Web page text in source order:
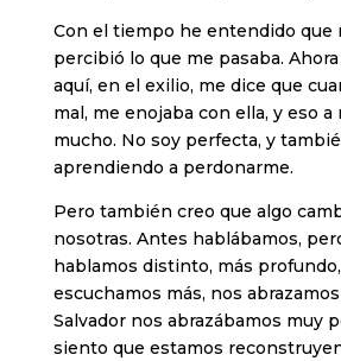
Con el tiempo he entendido que
percibió lo que me pasaba.
aquí, en el exilio, me dice que
mal, me enojaba con ella, y eso a
mucho. No soy perfecta, y
aprendiendo a perdonarme.
Pero también creo que algo
nosotras. Antes hablábamos,
hablamos distinto, más
escuchamos más, nos abrazamos
Salvador nos abrazábamos muy
siento que estamos